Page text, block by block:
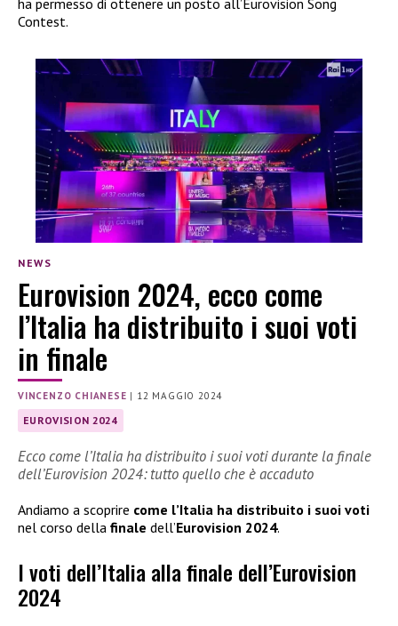
Contest.
NEWS
Eurovision 2024, ecco come
l’Italia ha distribuito i suoi voti
in finale
VINCENZO CHIANESE | 12 MAGGIO 2024
EUROVISION 2024
Ecco come l’Italia ha distribuito i suoi voti durante la finale
dell’Eurovision 2024: tutto quello che è accaduto
Andiamo a scoprire come l’Italia ha distribuito i suoi voti
nel corso della finale dell’Eurovision 2024.
I voti dell’Italia alla finale dell’Eurovision
2024